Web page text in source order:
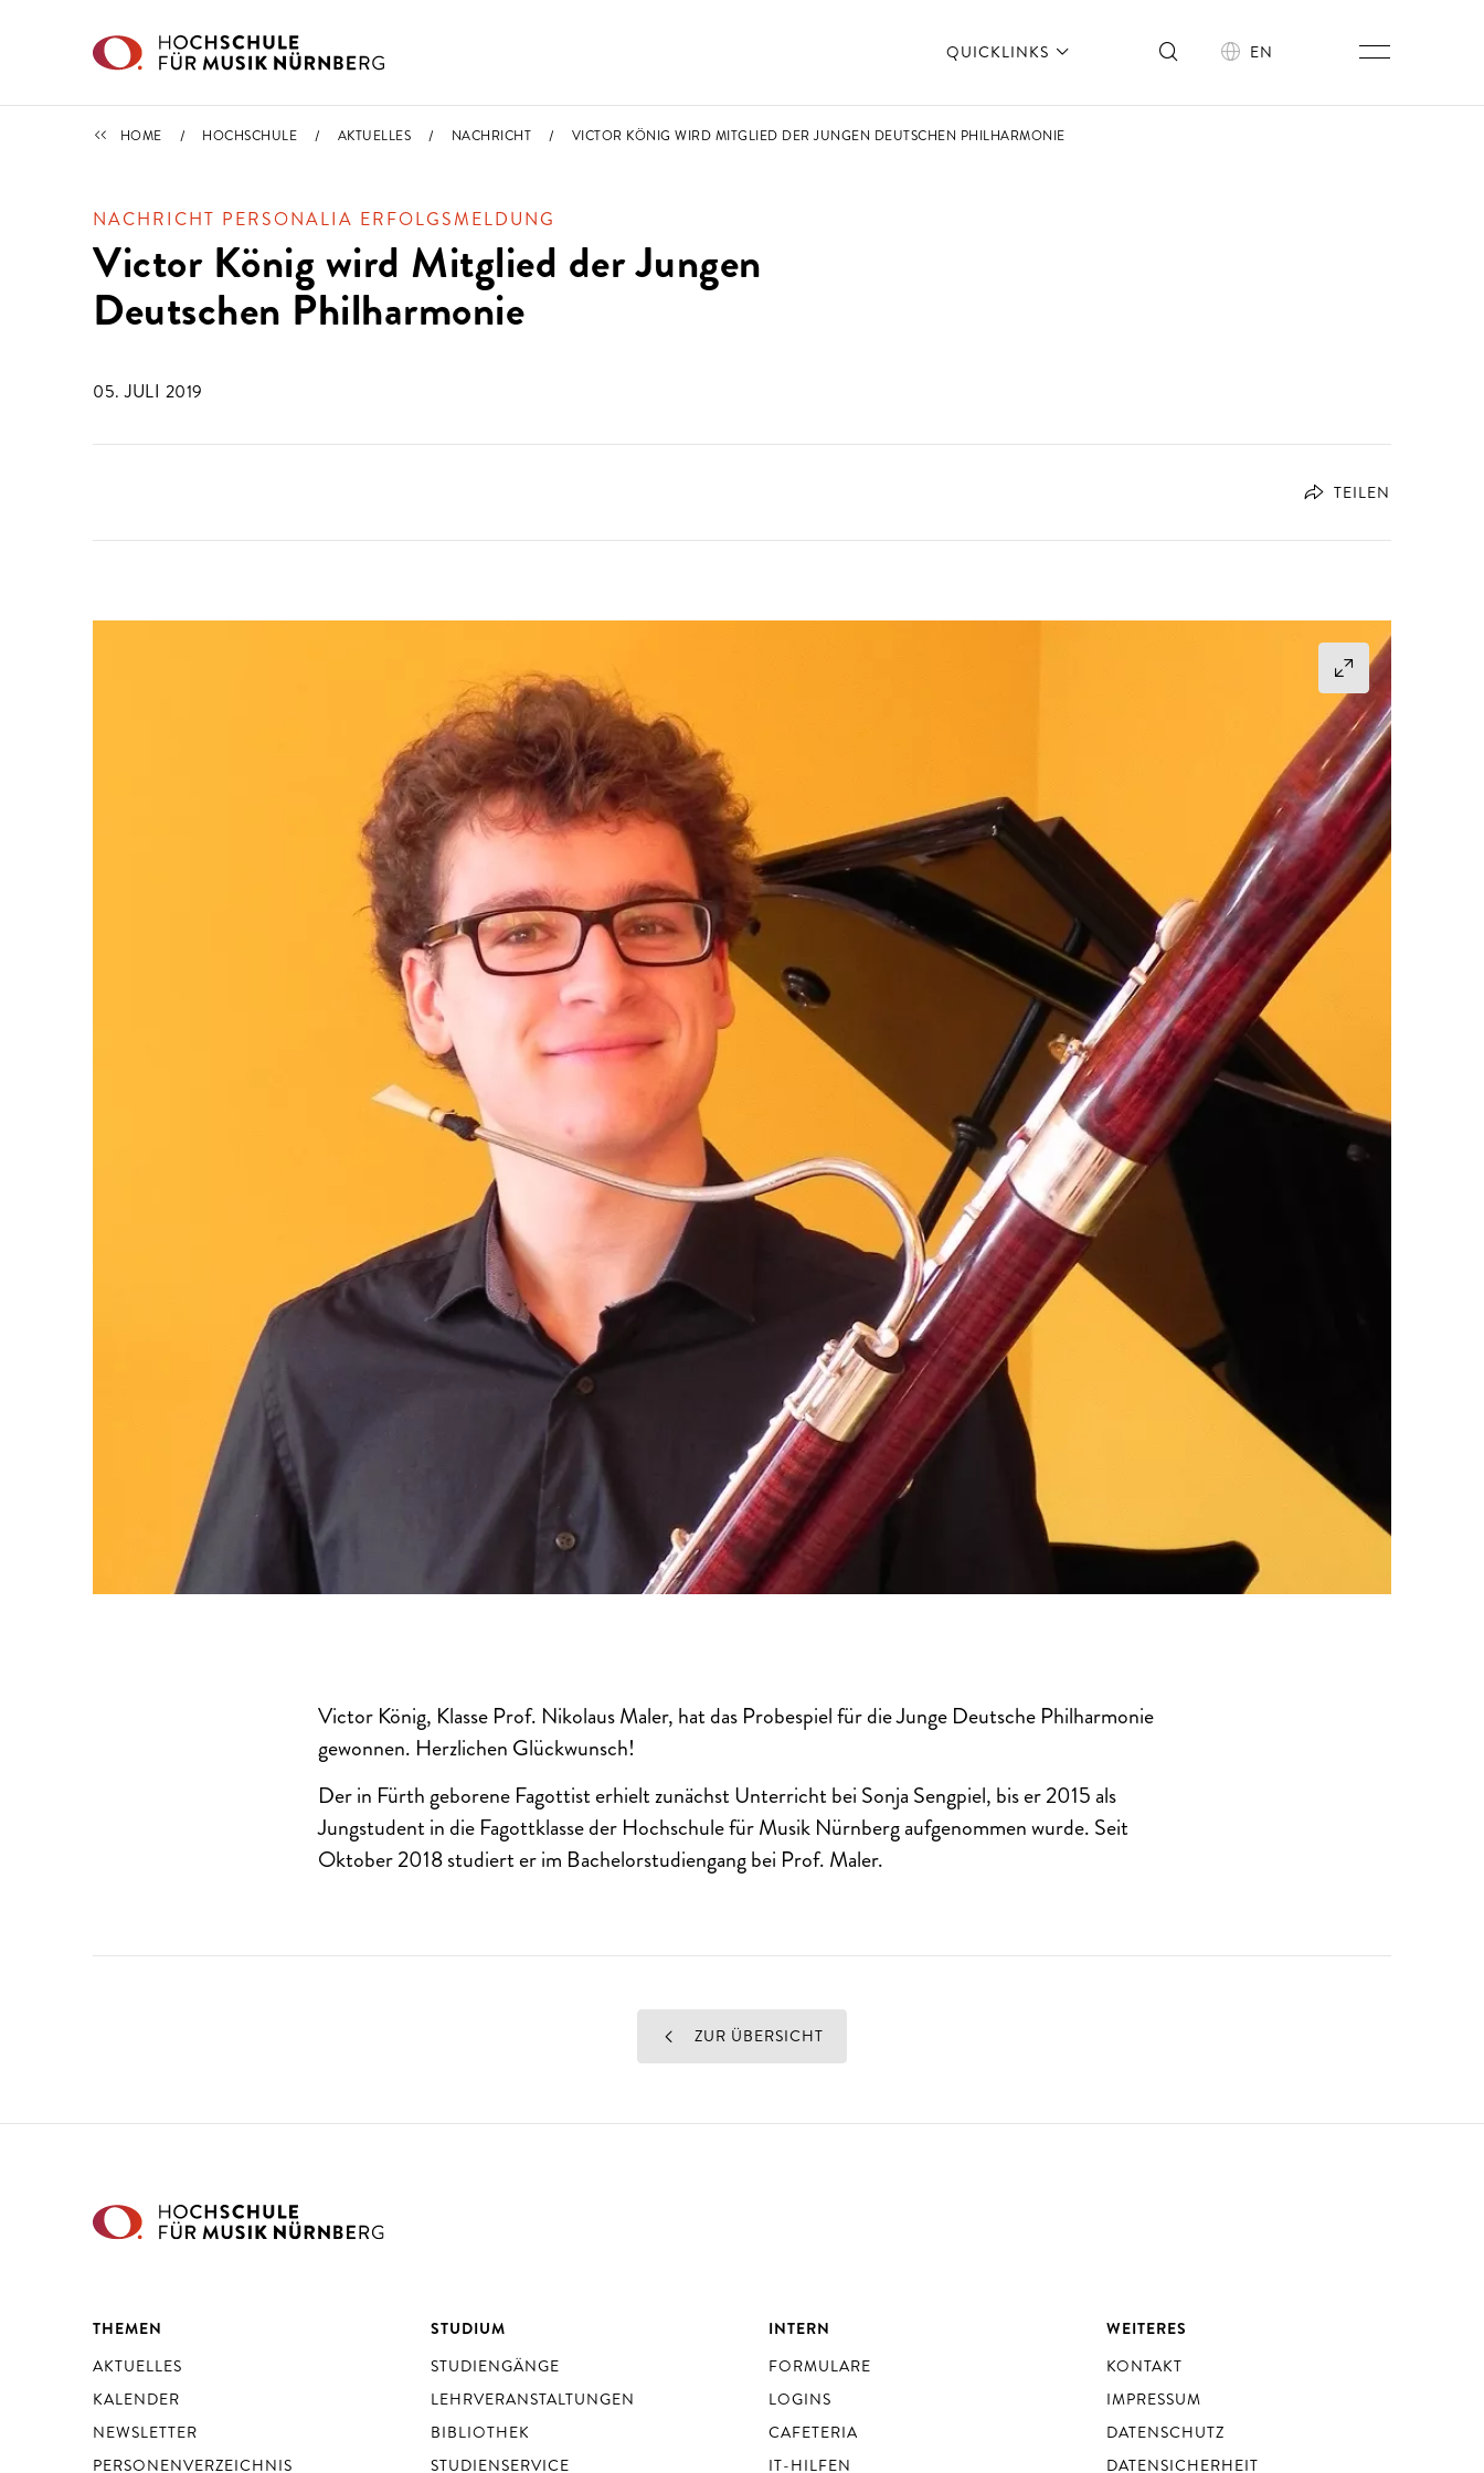
QUICKLINKS EN
IMPORTIERT
HOME HOCHSCHULE AKTUELLES NACHRICHT VICTOR KÖNIG WIRD MITGLIED DER JUNGEN DEUTSCHEN PHILHARMONIE
NACHRICHT PERSONALIA ERFOLGSMELDUNG
Victor König wird Mitglied der Jungen
Deutschen Philharmonie
05. JULI 2019
TEILEN
Victor König, Klasse Prof. Nikolaus Maler, hat das Probespiel für die Junge Deutsche Philharmonie
gewonnen. Herzlichen Glückwunsch!
Der in Fürth geborene Fagottist erhielt zunächst Unterricht bei Sonja Sengpiel, bis er 2015 als
Jungstudent in die Fagottklasse der Hochschule für Musik Nürnberg aufgenommen wurde. Seit
Oktober 2018 studiert er im Bachelorstudiengang bei Prof. Maler.
ZUR ÜBERSICHT
THEMEN
AKTUELLES
KALENDER
NEWSLETTER
PERSONENVERZEICHNIS
STUDIUM
STUDIENGÄNGE
LEHRVERANSTALTUNGEN
BIBLIOTHEK
STUDIENSERVICE
INTERN
FORMULARE
LOGINS
CAFETERIA
IT-HILFEN
WEITERES
KONTAKT
IMPRESSUM
DATENSCHUTZ
DATENSICHERHEIT